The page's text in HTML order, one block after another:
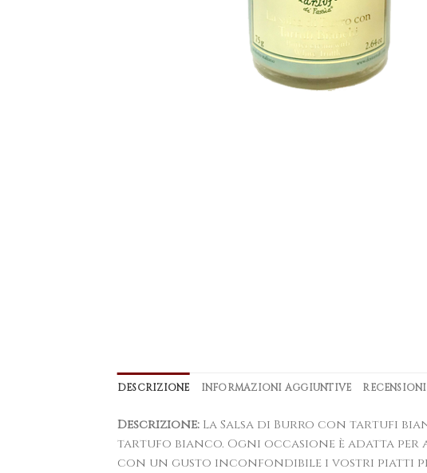
DESCRIZIONE INFORMAZIONI AGGIUNTIVE
Descrizione: La Salsa di Burro con tartufi
tartufo bianco. Ogni occasione è adatta
con un gusto inconfondibile i vostri piatti